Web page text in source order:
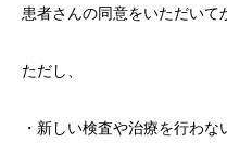
患者さんの同意をいただいて
ただし、
・新しい検査や治療を行わな